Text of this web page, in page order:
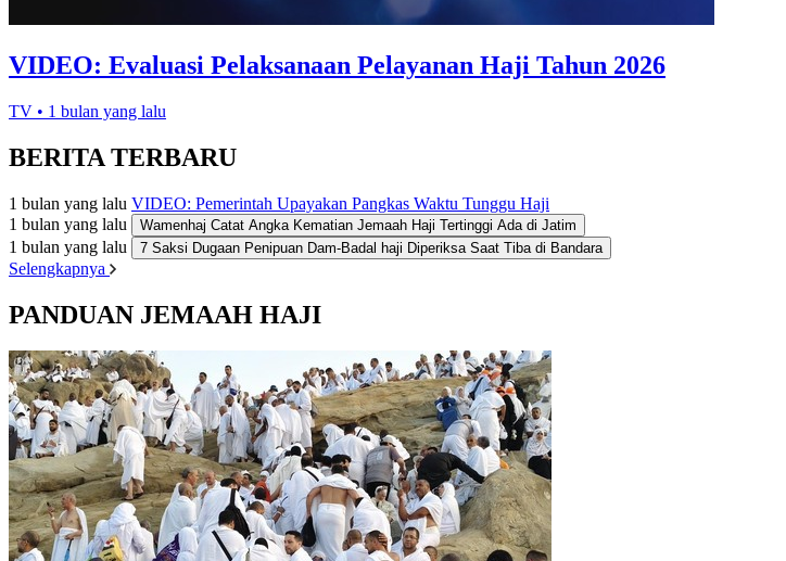
VIDEO: Evaluasi Pelaksanaan Pelayanan Haji Tahun 2026
TV • 1 bulan yang lalu
BERITA TERBARU
1 bulan yang lalu VIDEO: Pemerintah Upayakan Pangkas Waktu Tunggu Haji
1 bulan yang lalu
Wamenhaj Catat Angka Kematian Jemaah Haji Tertinggi Ada di Jatim
1 bulan yang lalu 7 Saksi Dugaan Penipuan Dam-Badal haji Diperiksa Saat Tiba di Bandara
Selengkapnya
PANDUAN JEMAAH HAJI